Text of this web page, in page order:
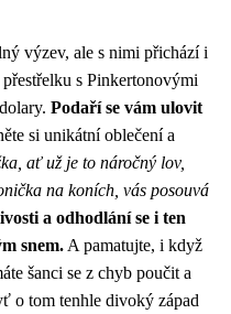
výzev, ale s nimi přichází i
s Pinkertonovými
Podaří se vám ulovit
si unikátní oblečení a
ať už je to náročný lov,
na koních, vás posouvá
a odhodlání se i ten
snem. A pamatujte, i když
šanci se z chyb poučit a
o tom tenhle divoký západ